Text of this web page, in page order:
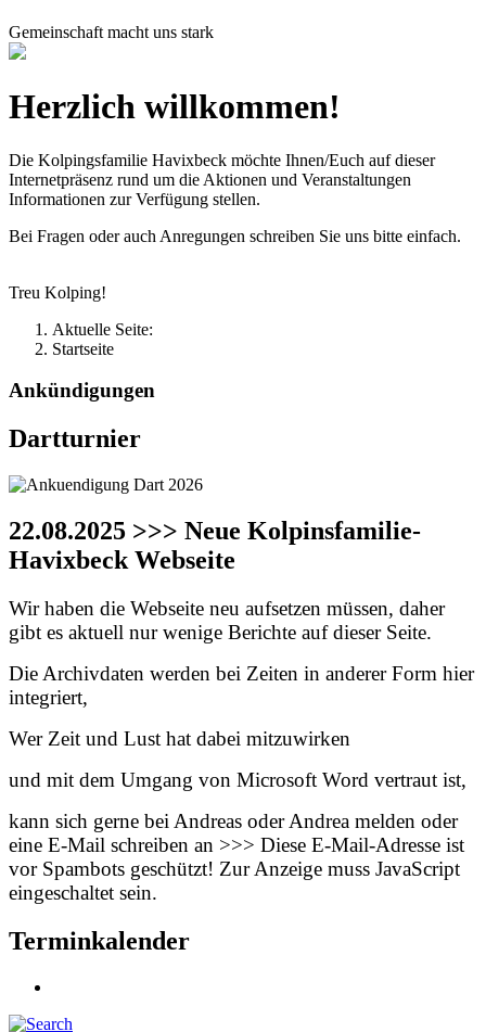
Gemeinschaft macht uns stark
Herzlich willkommen!
Die Kolpingsfamilie Havixbeck möchte Ihnen/Euch auf dieser
Internetpräsenz rund um die Aktionen und Veranstaltungen
Informationen zur Verfügung stellen.
Bei Fragen oder auch Anregungen schreiben Sie uns bitte einfach.
Treu Kolping!
Aktuelle Seite:
Startseite
Ankündigungen
Dartturnier
22.08.2025 >>> Neue Kolpinsfamilie-
Havixbeck Webseite
Wir haben die Webseite neu aufsetzen müssen, daher
gibt es aktuell nur wenige Berichte auf dieser Seite.
Die Archivdaten werden bei Zeiten in anderer Form hier
integriert,
Wer Zeit und Lust hat dabei mitzuwirken
und mit dem Umgang von Microsoft Word vertraut ist,
kann sich gerne bei Andreas oder Andrea melden oder
eine E-Mail schreiben an >>> Diese E-Mail-Adresse ist
vor Spambots geschützt! Zur Anzeige muss JavaScript
eingeschaltet sein.
Terminkalender